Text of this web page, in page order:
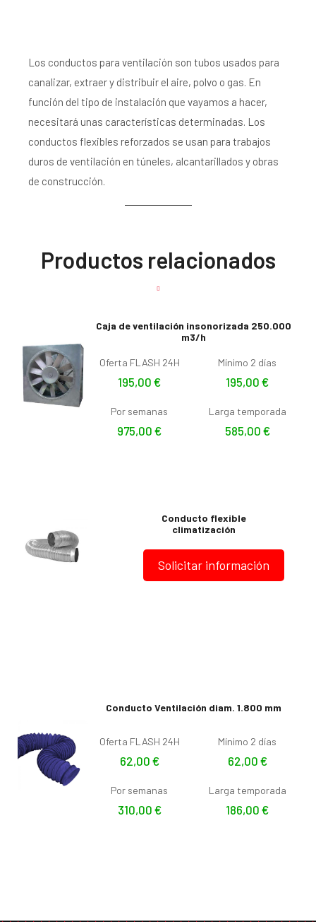
Los conductos para ventilación son tubos usados para
canalizar, extraer y distribuir el aire, polvo o gas. En
función del tipo de instalación que vayamos a hacer,
necesitará unas características determinadas. Los
conductos flexibles reforzados se usan para trabajos
duros de ventilación en túneles, alcantarillados y obras
de construcción.
Productos relacionados
Caja de ventilación insonorizada 250.000
m3/h
Oferta FLASH 24H
195,00 €
Mínimo 2 días
195,00 €
Por semanas
975,00 €
Larga temporada
585,00 €
Conducto flexible
climatización
Solicitar información
Conducto Ventilación diam. 1.800 mm
Oferta FLASH 24H
62,00 €
Mínimo 2 días
62,00 €
Por semanas
310,00 €
Larga temporada
186,00 €